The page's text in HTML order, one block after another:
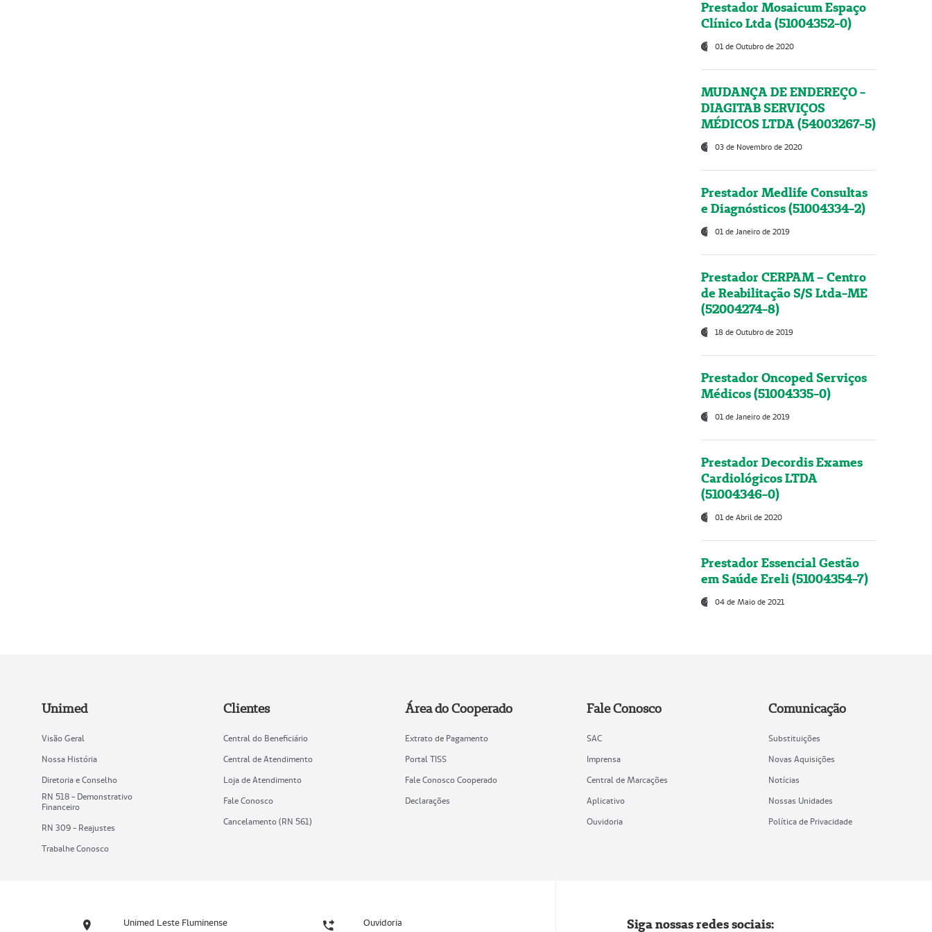
Prestador Mosaicum Espaço
Clínico Ltda (51004352-0)
01 de Outubro de 2020
MUDANÇA DE ENDEREÇO -
DIAGITAB SERVIÇOS
MÉDICOS LTDA (54003267-5)
03 de Novembro de 2020
Prestador Medlife Consultas
e Diagnósticos (51004334-2)
01 de Janeiro de 2019
Prestador CERPAM – Centro
de Reabilitação S/S Ltda-ME
(52004274-8)
18 de Outubro de 2019
Prestador Oncoped Serviços
Médicos (51004335-0)
01 de Janeiro de 2019
Prestador Decordis Exames
Cardiológicos LTDA
(51004346-0)
01 de Abril de 2020
Prestador Essencial Gestão
em Saúde Ereli (51004354-7)
04 de Maio de 2021
Unimed
Visão Geral
Nossa História
Diretoria e Conselho
RN 518 - Demonstrativo
Financeiro
RN 309 - Reajustes
Trabalhe Conosco
Clientes
Central do Beneficiário
Central de Atendimento
Loja de Atendimento
Fale Conosco
Cancelamento (RN 561)
Área do Cooperado
Extrato de Pagamento
Portal TISS
Fale Conosco Cooperado
Declarações
Fale Conosco
SAC
Imprensa
Central de Marcações
Aplicativo
Ouvidoria
Comunicação
Substituições
Novas Aquisições
Notícias
Nossas Unidades
Política de Privacidade
Unimed Leste Fluminense Ouvidoria Siga nossas redes sociais: